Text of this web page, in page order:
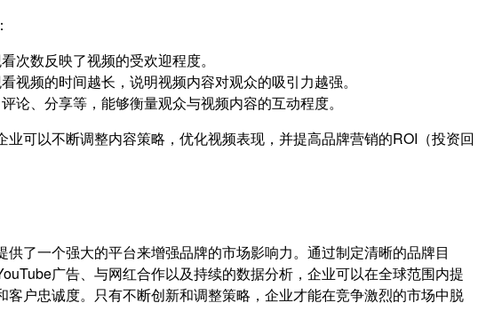
次数反映了视频的受欢迎程度。
视频的时间越长，说明视频内容对观众的吸引力越强。
论、分享等，能够衡量观众与视频内容的互动程度。
业可以不断调整内容策略，优化视频表现，并提高品牌营销的ROI（投资回
供了一个强大的平台来增强品牌的市场影响力。通过制定清晰的品牌目
广告、与网红合作以及持续的数据分析，企业可以在全球范围内提
客户忠诚度。只有不断创新和调整策略，企业才能在竞争激烈的市场中脱